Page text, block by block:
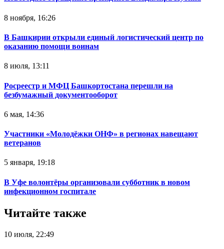
8 ноября, 16:26
В Башкирии открыли единый логистический центр по
оказанию помощи воинам
8 июля, 13:11
Росреестр и МФЦ Башкортостана перешли на
безбумажный документооборот
6 мая, 14:36
Участники «Молодёжки ОНФ» в регионах навещают
ветеранов
5 января, 19:18
В Уфе волонтёры организовали субботник в новом
инфекционном госпитале
Читайте также
10 июля, 22:49